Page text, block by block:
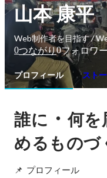
山本 康平
Web制作者を目指す /
0つながり0フォロワー
プロフィール スト
誰に ・何を
めるものづ
📌  プロフィール